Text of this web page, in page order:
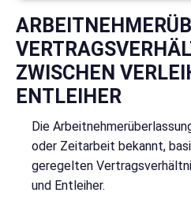
ZWISCHEN
ENTLEIHER
Die
oder Zeitarbeit bekannt,
geregelten
und Entleiher.